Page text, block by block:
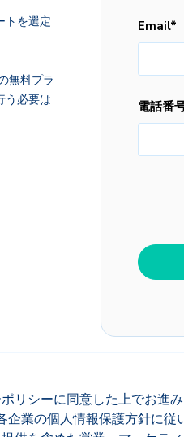
トを選定
無料プラ
う必要は
Email*
電話番
リシーに同意した上でお進み
業の個人情報保護方針に従